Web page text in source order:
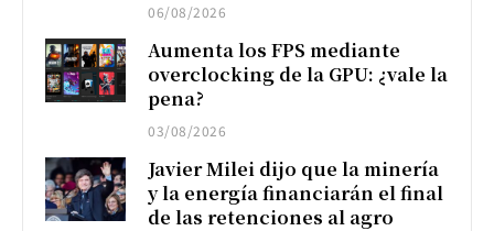
06/08/2026
Aumenta los FPS mediante
overclocking de la GPU: ¿vale la
pena?
03/08/2026
Javier Milei dijo que la minería
y la energía financiarán el final
de las retenciones al agro